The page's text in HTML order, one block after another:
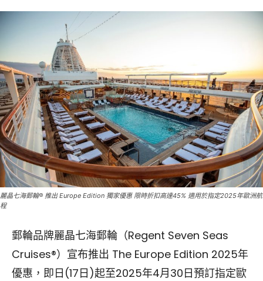
麗晶七海郵輪® 推出 Europe Edition 獨家優惠 限時折扣高達45% 適用於指定2025年歐洲航
程
郵輪品牌麗晶七海郵輪（Regent Seven Seas
Cruises®）宣布推出 The Europe Edition 2025年
優惠，即日(17日)起至2025年4月30日預訂指定歐